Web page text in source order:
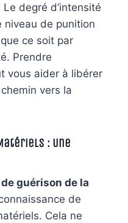
degré d’intensité
niveau de punition
ce soit par
Prendre
vous aider à libérer
vers la
: Une
guérison de la
de
Cela ne